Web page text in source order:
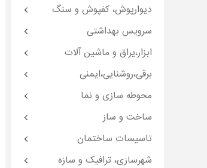
دیوارپوش، کفپوش و سنگ
سرویس بهداشتی
ابزار،یراق و ماشین آلات
برقی،روشنایی،ایمنی
محوطه سازی و نما
ساخت و ساز
تاسیسات ساختمان
شهرسازی، ترافیک و سازه